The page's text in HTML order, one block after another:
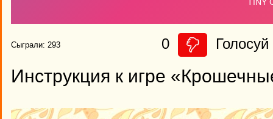
Сыграли: 293 0 Голосуй
Инструкция к игре